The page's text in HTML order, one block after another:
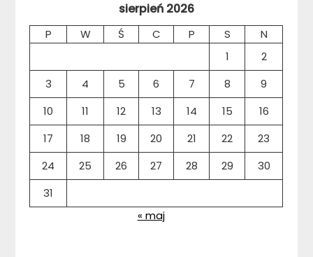
sierpień 2026
P W Ś C P S
N
1
2
3
4 5 6 7 8
9
10
11 12 13 14 15
16
17
18 19 20 21 22
23
24
25 26 27 28 29
30
31
« maj